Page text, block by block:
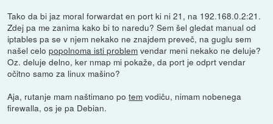
Tako da bi jaz moral forwardat en port ki ni 21, na 192.168.0.2:21.
Zdej pa me zanima kako bi to naredu? Sem šel gledat manual od
iptables pa se v njem nekako ne znajdem preveč, na guglu sem
našel celopopolnoma isti problem vendar meni nekako ne deluje?
Oz. deluje delno, ker nmap mi pokaže, da port je odprt vendar
očitno samo za linux mašino?
Aja, rutanje mam naštimano potem vodiču, nimam nobenega
firewalla, os je pa Debian.